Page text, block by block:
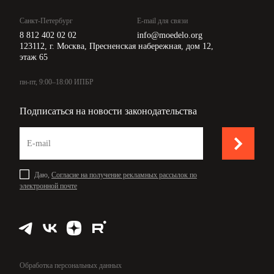
Санкт-Петербург
8 812 402 02 02
E-mail для связи
info@moedelo.org
123112, г. Москва, Пресненская набережная, дом 12,
этаж 65
пн-пт, 9:00–18:00 ИПБР
Подписаться на новости законодательства
Даю, Согласие на получение рекламных рассылок по
электронной почте
Обработка персональных данных